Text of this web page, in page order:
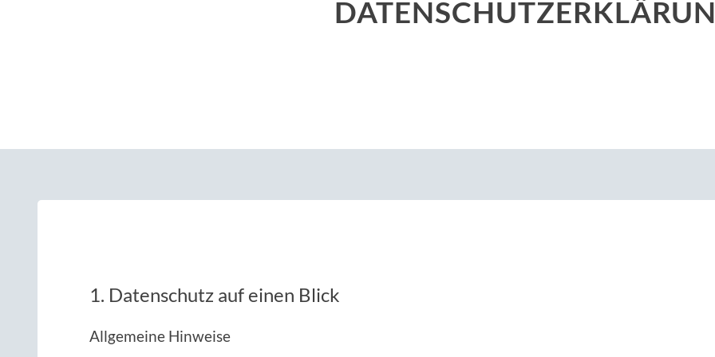
1. Datenschutz auf einen Blick
Allgemeine Hinweise